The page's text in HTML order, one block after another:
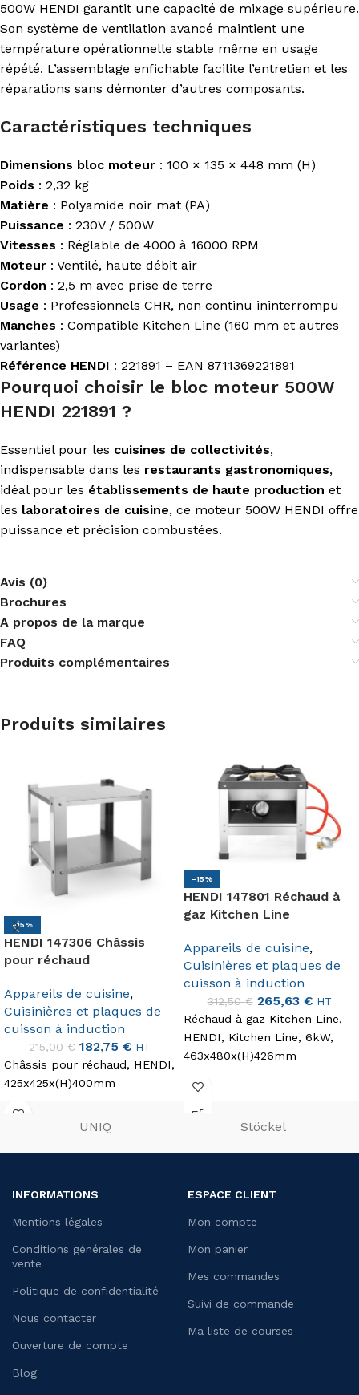
500W HENDI garantit une capacité de mixage supérieure.
Son système de ventilation avancé maintient une
température opérationnelle stable même en usage
répété. L’assemblage enfichable facilite l’entretien et les
réparations sans démonter d’autres composants.
Caractéristiques techniques
Dimensions bloc moteur : 100 × 135 × 448 mm (H)
Poids : 2,32 kg
Matière : Polyamide noir mat (PA)
Puissance : 230V / 500W
Vitesses : Réglable de 4000 à 16000 RPM
Moteur : Ventilé, haute débit air
Cordon : 2,5 m avec prise de terre
Usage : Professionnels CHR, non continu ininterrompu
Manches : Compatible Kitchen Line (160 mm et autres
variantes)
Référence HENDI : 221891 – EAN 8711369221891
Pourquoi choisir le bloc moteur 500W
HENDI 221891 ?
Essentiel pour les cuisines de collectivités,
indispensable dans les restaurants gastronomiques,
idéal pour les établissements de haute production et
les laboratoires de cuisine, ce moteur 500W HENDI offre
puissance et précision combustées.
Avis (0)
Brochures
A propos de la marque
FAQ
Produits complémentaires
Produits similaires
-15%
HENDI 147306 Châssis
pour réchaud
Appareils de cuisine,
Cuisinières et plaques de
cuisson à induction
215,00€ 182,75 € HT
Châssis pour réchaud, HENDI,
425x425x(H)400mm
-15%
HENDI 147801 Réchaud à
gaz Kitchen Line
Appareils de cuisine,
Cuisinières et plaques de
cuisson à induction
312,50€ 265,63 € HT
Réchaud à gaz Kitchen Line,
HENDI, Kitchen Line, 6kW,
463x480x(H)426mm
UNIQ Stöckel
INFORMATIONS
Mentions légales
Conditions générales de
vente
Politique de confidentialité
Nous contacter
Ouverture de compte
Blog
ESPACE CLIENT
Mon compte
Mon panier
Mes commandes
Suivi de commande
Ma liste de courses